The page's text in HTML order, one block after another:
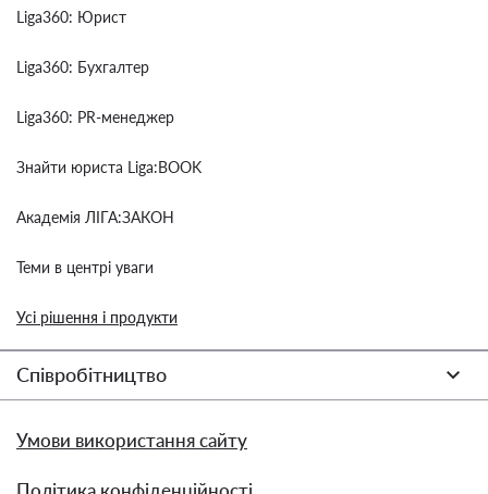
Liga360: Юрист
Liga360: Бухгалтер
Liga360: PR-менеджер
Знайти юриста Liga:BOOK
Академія ЛІГА:ЗАКОН
Теми в центрі уваги
Усі рішення і продукти
Співробітництво
Умови використання сайту